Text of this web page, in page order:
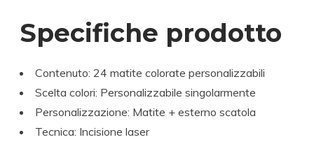
Specifiche prodotto
Contenuto: 24 matite colorate personalizzabili
Scelta colori: Personalizzabile singolarmente
Personalizzazione: Matite + esterno scatola
Tecnica: Incisione laser